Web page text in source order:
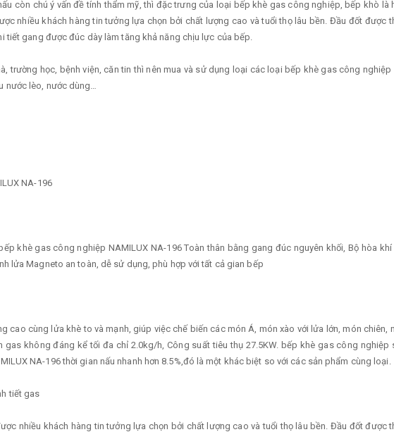
còn chú ý vấn đề tính thẩm mỹ, thì đặc trưng của loại bếp khè gas công nghiệp, bếp khò là
nhiều khách hàng tin tưởng lựa chọn bởi chất lượng cao và tuổi thọ lâu bền. Đầu đốt được
gang được đúc dày làm tăng khả năng chịu lực của bếp.
trường học, bệnh viện, căn tin thì nên mua và sử dụng loại các loại bếp khè gas công
nước lèo, nước dùng…
NA-196
khè gas công nghiệp NAMILUX NA-196 Toàn thân bằng gang đúc nguyên khối, Bộ hòa
lửa Magneto an toàn, dễ sử dụng, phù hợp với tất cả gian bếp
cao cùng lửa khè to và mạnh, giúp việc chế biến các món Á, món xào với lửa lớn, món chiên,
không đáng kể tối đa chỉ 2.0kg/h, Công suất tiêu thụ 27.5KW. bếp khè gas công nghiệp
NA-196 thời gian nấu nhanh hơn 8.5%,đó là một khác biệt so với các sản phẩm cùng loại.
tiết gas
nhiều khách hàng tin tưởng lựa chọn bởi chất lượng cao và tuổi thọ lâu bền. Đầu đốt được